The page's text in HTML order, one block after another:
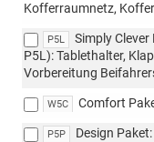
Kofferraumnetz,
P5L
Simply
P5L): Tablethalter,
Vorbereitung
W5C Comfort
P5P
Design